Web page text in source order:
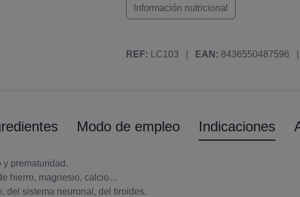
Información nutricional
REF: LC103 EAN: 8436550487596
Modo de empleo Indicaciones
y prematuridad.
hierro, magnesio, calcio…
del sistema neuronal, del tiroides.